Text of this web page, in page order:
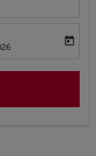
return-date-aria-label
today